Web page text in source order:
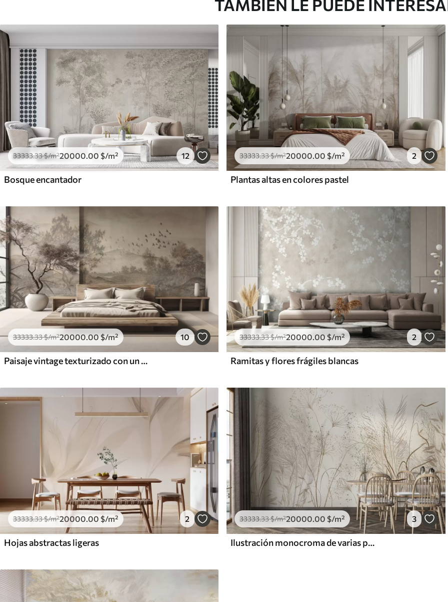
TAMBIÉN LE PUEDE
33333.33$/m²20000 .00 $/m² 12
Bosque encantador
33333.33$/m²20000 .00 $/m² 2
Plantas altas en colores pastel
33333.33$/m²20000.00$/m² 10
Paisaje vintage texturizado con un árbol cerca de un río y un cielo nublado, arte de la naturaleza en tonos sepia
33333.33$/m²20000.00 $/m² 2
Ramitas y flores frágiles blancas
33333.33$/m²20000 .00 $/m² 2
Hojas abstractas ligeras
33333.33$/m²20000 .00 $/m² 3
Ilustración monocroma de varias plantas y espiguillas de color beige con líneas y texturas delicadas y tenues